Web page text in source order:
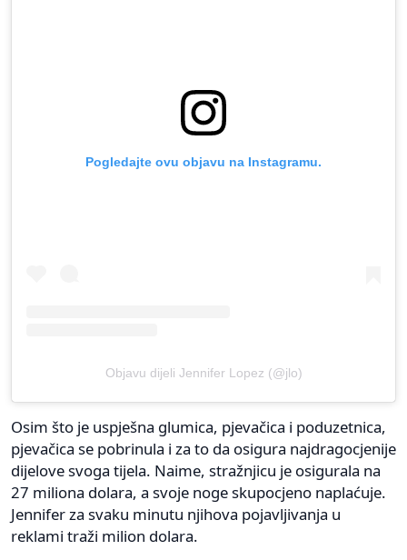
Pogledajte ovu objavu na Instagramu.
Objavu dijeli Jennifer Lopez (@jlo)
Osim što je uspješna glumica, pjevačica i poduzetnica,
pjevačica se pobrinula i za to da osigura najdragocjenije
dijelove svoga tijela. Naime, stražnjicu je osigurala na
27 miliona dolara, a svoje noge skupocjeno naplaćuje.
Jennifer za svaku minutu njihova pojavljivanja u
reklami traži milion dolara.